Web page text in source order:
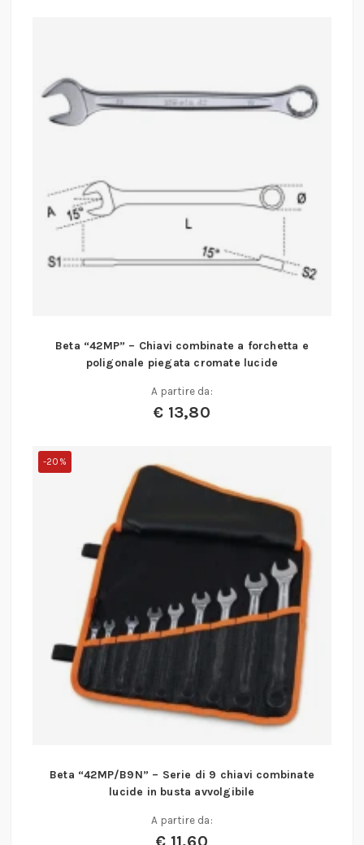
Beta “42MP” – Chiavi combinate a forchetta e
poligonale piegata cromate lucide
A partire da:
€ 13,80
-20%
Beta “42MP/B9N” – Serie di 9 chiavi combinate
lucide in busta avvolgibile
A partire da:
€ 11,60